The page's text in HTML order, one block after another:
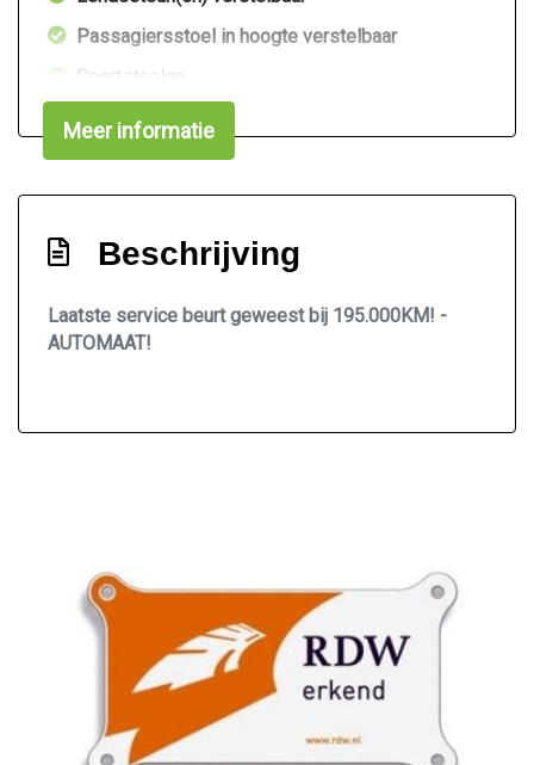
Passagiersstoel in hoogte verstelbaar
Sportstoelen
Sportstuur
Stuur en versnellingspook (kunst)leder
Stuur verstelbaar
Stuurbekrachtiging
Stuurbekrachtiging snelheidsafhankelijk
Voorstoelen verwarmd
Centrale vergrendeling
Centrale vergrendeling met afstandsbediening
Dimlichten automatisch
Extra getint glas achter
Led achterlichten
Meer informatie
Beschrijving
Laatste service beurt geweest bij 195.000KM! -
AUTOMAAT!